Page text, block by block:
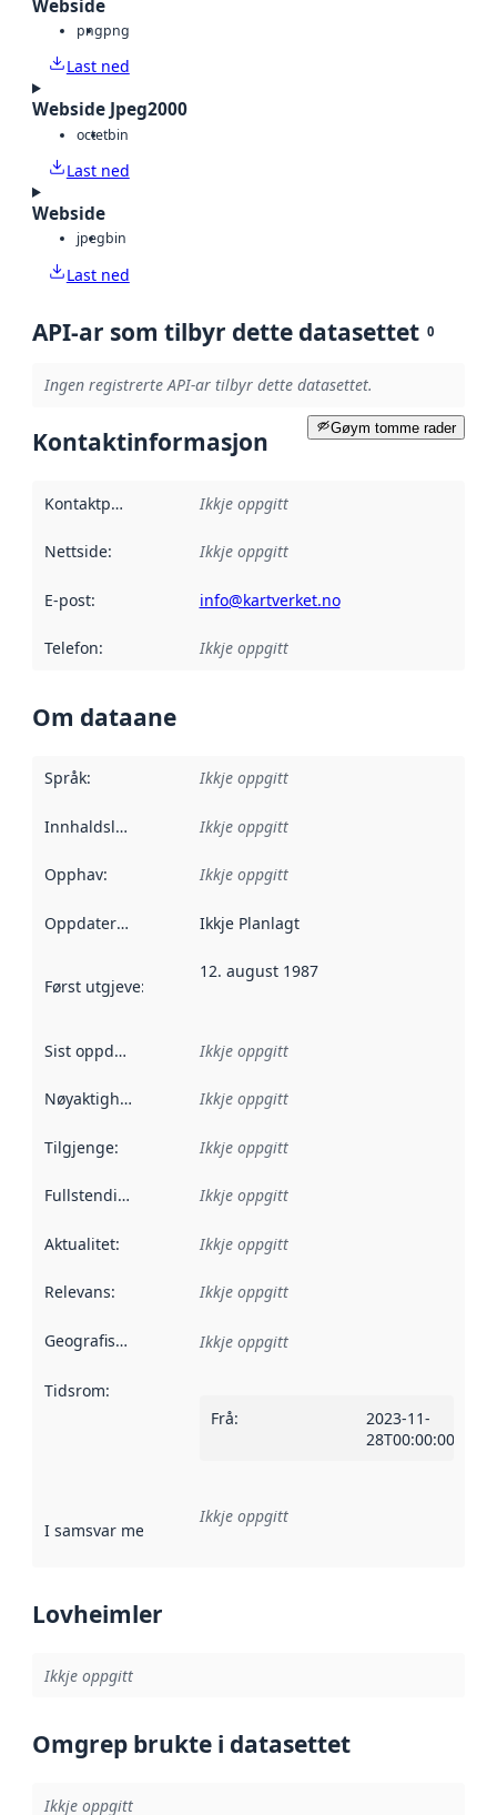
Webside
pngpng
Last ned
Webside Jpeg2000
octetbin
Last ned
Webside
jpegbin
Last ned
API-ar som tilbyr dette datasettet 0
Ingen registrerte API-ar tilbyr dette datasettet.
Gøym tomme rader
Kontaktinformasjon
Kontaktpunkt Ikkje oppgitt
Nettside: Ikkje oppgitt
E-post: info@kartverket.no
Telefon: Ikkje oppgitt
Om dataane
Språk: Ikkje oppgitt
Innhaldsleverandørar :
Ikkje oppgitt
Opphav: Ikkje oppgitt
Oppdateringsfrekvens :
Ikkje Planlagt
Først utgjeve: Denne datoen seier når dataa i dette
12. august 1987
Sist oppdatert Ikkje oppgitt
Nøyaktigheit Ikkje oppgitt
Tilgjenge: Ikkje oppgitt
Fullstendigheit Ikkje oppgitt
Aktualitet: Ikkje oppgitt
Relevans: Ikkje oppgitt
Geografisk område Ikkje oppgitt
Tidsrom:
Frå:
2023-11-
28T00:00:00Z
I samsvar med Referanse til ei implementeringsregel eller
Ikkje oppgitt
Lovheimler
Ikkje oppgitt
Omgrep brukte i datasettet
Ikkje oppgitt